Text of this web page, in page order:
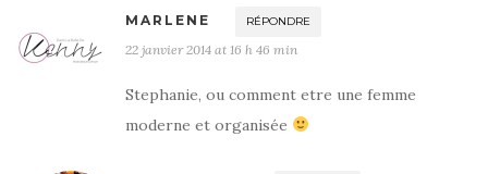
MARLENE RÉPONDRE
22 janvier 2014 at 16 h 46 min
Stephanie, ou comment etre une femme
moderne et organisée